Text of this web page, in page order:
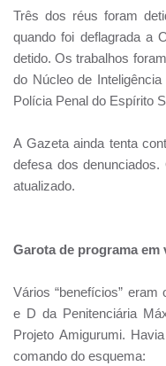
Três dos réus foram
quando foi deflagrada a
detido. Os trabalhos
do Núcleo de
Polícia Penal do Espírito
A Gazeta ainda tenta
defesa dos
atualizado.
Garota de programa em
Vários “benefícios”
e D da Penitenciária
Projeto Amigurumi.
comando do esquema: